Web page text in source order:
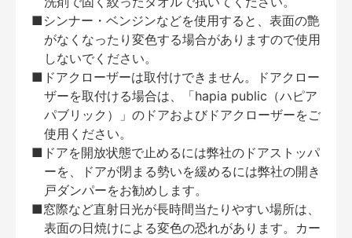
■シンナー・ベンジンなどを使用すると、表面の艶
がなくなったり変色する場合がありますので使用
しないでください。
■ドアクローザーは取付けできません。ドアクロー
ザーを取付ける場合は、「hapia public（ハピア
パブリック）」のドアおよびドアクローザーをご
使用ください。
■ドアを開放状態で止めるには弊社のドアストッパ
ーを、ドアが閉まる勢いを緩めるには弊社の開き
戸ダンパーをお勧めします。
■窓際など直射日光が長時間当たりやすい場所は、
表面の日焼けによる変色の恐れがあります。カー